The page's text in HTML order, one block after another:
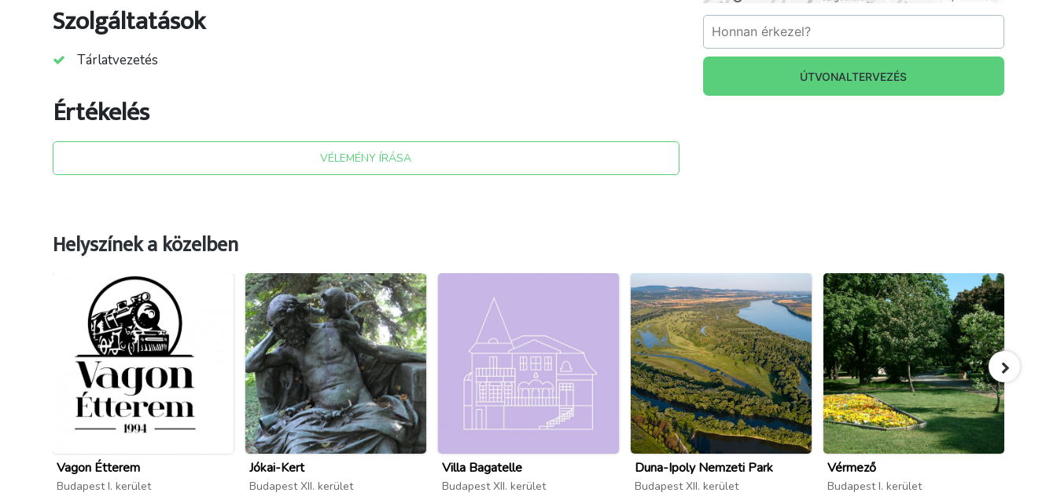
Szolgáltatások
Tárlatvezetés
Értékelés
VÉLEMÉNY ÍRÁSA
ÚTVONALTERVEZÉS
Helyszínek a közelben
Vagon Étterem
Budapest I. kerület
Jókai-Kert
Budapest XII. kerület
Villa Bagatelle
Budapest XII. kerület
Duna-Ipoly Nemzeti Park
Budapest XII. kerület
Vérmező
Budapest I. kerület